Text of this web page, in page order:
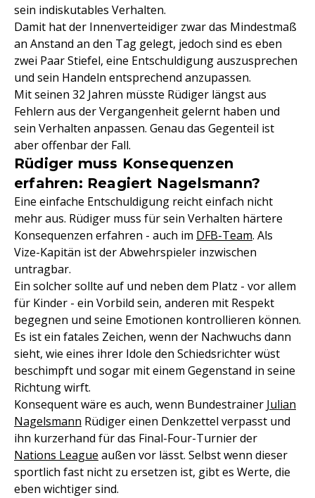
sein indiskutables Verhalten.
Damit hat der Innenverteidiger zwar das Mindestmaß
an Anstand an den Tag gelegt, jedoch sind es eben
zwei Paar Stiefel, eine Entschuldigung auszusprechen
und sein Handeln entsprechend anzupassen.
Mit seinen 32 Jahren müsste Rüdiger längst aus
Fehlern aus der Vergangenheit gelernt haben und
sein Verhalten anpassen. Genau das Gegenteil ist
aber offenbar der Fall.
Rüdiger muss Konsequenzen
erfahren: Reagiert Nagelsmann?
Eine einfache Entschuldigung reicht einfach nicht
mehr aus. Rüdiger muss für sein Verhalten härtere
Konsequenzen erfahren - auch im DFB-Team. Als
Vize-Kapitän ist der Abwehrspieler inzwischen
untragbar.
Ein solcher sollte auf und neben dem Platz - vor allem
für Kinder - ein Vorbild sein, anderen mit Respekt
begegnen und seine Emotionen kontrollieren können.
Es ist ein fatales Zeichen, wenn der Nachwuchs dann
sieht, wie eines ihrer Idole den Schiedsrichter wüst
beschimpft und sogar mit einem Gegenstand in seine
Richtung wirft.
Konsequent wäre es auch, wenn Bundestrainer Julian
Nagelsmann Rüdiger einen Denkzettel verpasst und
ihn kurzerhand für das Final-Four-Turnier der
Nations League außen vor lässt. Selbst wenn dieser
sportlich fast nicht zu ersetzen ist, gibt es Werte, die
eben wichtiger sind.